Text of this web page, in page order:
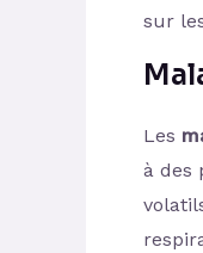
sur
Les
à des